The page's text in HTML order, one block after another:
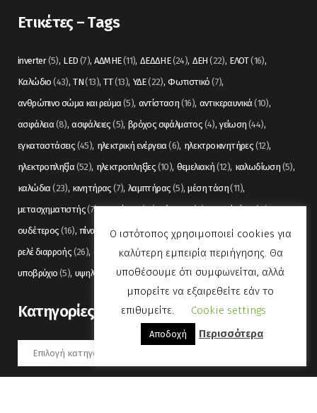
Ετικέτες – Tags
inverter(5) LED (7) ΑΔΜΗΕ(11) ΔΕΔΔΗΕ(24) ΔΕΗ (22) ΕΛΟΤ(16)
Καλώδιο (43) ΤΝ(13) ΤΤ(13) ΥΔΕ(22) Φωτιστικό (7)
ανθρώπινο σώμα και ρεύμα (5) αντίσταση (16) αντικεραυνικά (10)
ασφάλεια (8) ασφάλειες (5) βρόχος σφάλματος (4) γείωση (44)
εγκαταστάσεις (45) ηλεκτρική ενέργεια (6) ηλεκτροκινητήρες (12)
ηλεκτροπληξία (52) ηλεκτροπληξίες (10) θεμελιακή (12) καλωδίωση (5)
καλώδια (23) κινητήρας (7) λαμπτήρας (5) μέση τάση(11)
μετασχηματιστής(7) μετρήσεις(12) μόνωση(6) οπτικές ίνες(11)
ουδέτερος (16) πίνακας (17) πίνακες(7) πυρανίχνευση (6) ρελέ(36)
ρελέ διαρροής (26) συναγερμός(5) σωληνώσεις(5) τάση(13)
υποβρύχιο (5) υψηλή τάση(8) φωτισμός (6)
Kατηγορίες
Kατηγορίες
Ο ιστότοπος χρησιμοποιεί cookies για
καλύτερη εμπειρία περιήγησης. Θα
υποθέσουμε ότι συμφωνείται, αλλά
μπορείτε να εξαιρεθείτε εάν το
επιθυμείτε.
Cookie settings
Αποδοχή Περισσότερα